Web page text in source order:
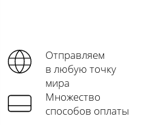
Отправляем
в любую точку
мира
Множество
способов оплаты